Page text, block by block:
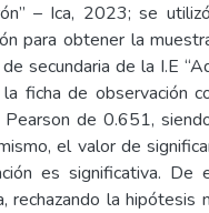
– Ica, 2023; se
para obtener la
secundaria de la I.E
ficha de observación
de 0.651,
el valor de
es significativa. De
la hipótesis